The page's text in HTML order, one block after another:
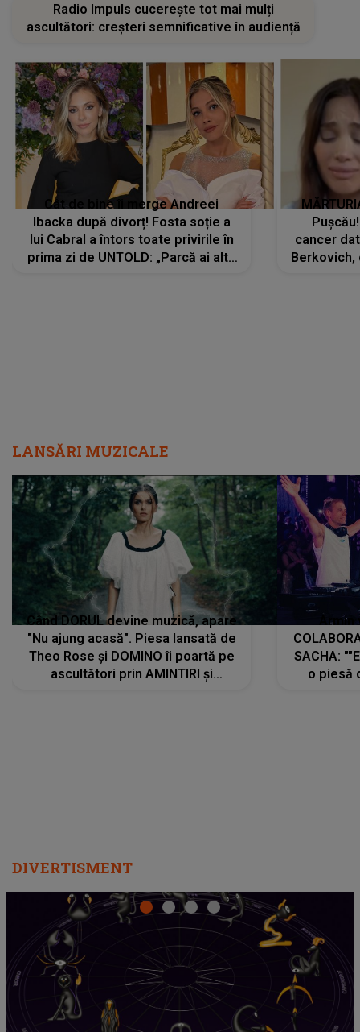
Radio Impuls cucerește tot mai mulți
ascultători: creșteri semnificative în audiență
Cât de bine îi merge Andreei
Ibacka după divorț! Fosta soție a
lui Cabral a întors toate privirile în
prima zi de UNTOLD: „Parcă ai altă
cancer
Berkovich,
LANSĂRI MUZICALE
Când DORUL devine muzică, apare
"Nu ajung acasă". Piesa lansată de
Theo Rose și DOMINO îi poartă pe
ascultători prin AMINTIRI și
SACHA:
o piesă
DIVERTISMENT